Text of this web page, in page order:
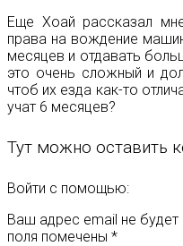
Еще Хоай рассказал
права на вождение
месяцев и отдавать
это очень сложный и
чтоб их езда как-то
учат 6 месяцев?
Тут можно оставить
Войти с помощью:
Ваш адрес email не будет
поля помечены *